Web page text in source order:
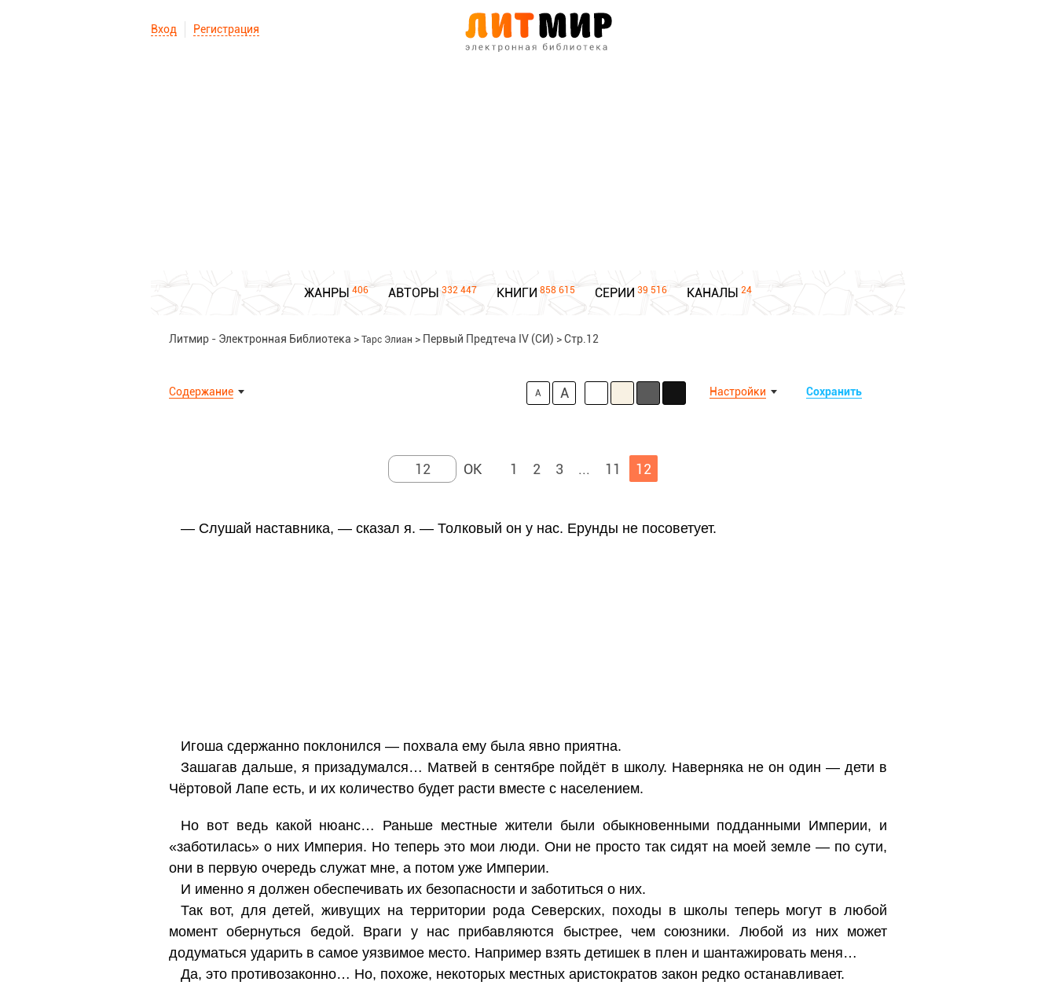
Вход Регистрация
ЖАНРЫ 406 АВТОРЫ 332 447 КНИГИ 858 615 СЕРИИ 39 516 КАНАЛЫ 24
Литмир - Электронная Библиотека > Тарс Элиан > Первый Предтеча IV (СИ) >Стр.12
Содержание Сохранить
Настройки
A A
1 2 3 ... 11 12
— Слушай наставника, — сказал я. — Толковый он у нас. Ерунды не посоветует.
Игоша сдержанно поклонился — похвала ему была явно приятна.
Зашагав дальше, я призадумался… Матвей в сентябре пойдёт в школу. Наверняка не он один — дети в
Чёртовой Лапе есть, и их количество будет расти вместе с населением.
Но вот ведь какой нюанс… Раньше местные жители были обыкновенными подданными Империи, и
«заботилась» о них Империя. Но теперь это мои люди. Они не просто так сидят на моей земле — по сути,
они в первую очередь служат мне, а потом уже Империи.
И именно я должен обеспечивать их безопасности и заботиться о них.
Так вот, для детей, живущих на территории рода Северских, походы в школы теперь могут в любой
момент обернуться бедой. Враги у нас прибавляются быстрее, чем союзники. Любой из них может
додуматься ударить в самое уязвимое место. Например взять детишек в плен и шантажировать меня…
Да, это противозаконно… Но, похоже, некоторых местных аристократов закон редко останавливает.